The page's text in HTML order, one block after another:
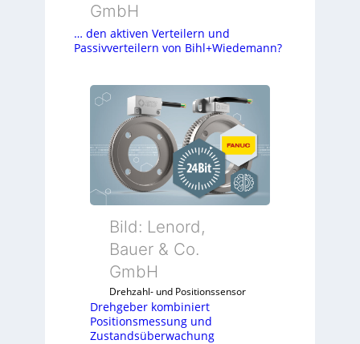
GmbH
… den aktiven Verteilern und
Passivverteilern von Bihl+Wiedemann?
Bild: Lenord,
Bauer & Co.
GmbH
Drehzahl- und Positionssensor
Drehgeber kombiniert
Positionsmessung und
Zustandsüberwachung